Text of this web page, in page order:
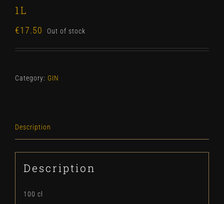
1L
€17.50 Out of stock
Category: GIN
Description
Description
100 cl